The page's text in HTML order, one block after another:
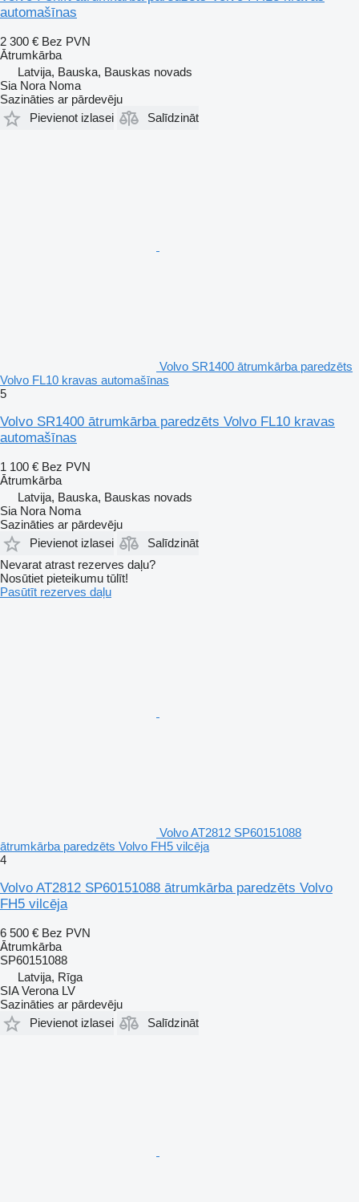
automašīnas
2 300 € Bez PVN
Ātrumkārba
Latvija, Bauska, Bauskas novads
Sia Nora Noma
Sazināties ar pārdevēju
Pievienot izlasei
Salīdzināt
Volvo SR1400 ātrumkārba paredzēts
Volvo FL10 kravas automašīnas
5
Volvo SR1400 ātrumkārba paredzēts Volvo FL10 kravas
automašīnas
1 100 € Bez PVN
Ātrumkārba
Latvija, Bauska, Bauskas novads
Sia Nora Noma
Sazināties ar pārdevēju
Pievienot izlasei
Salīdzināt
Nevarat atrast rezerves daļu?
Nosūtiet pieteikumu tūlīt!
Pasūtīt rezerves daļu
Volvo AT2812 SP60151088
ātrumkārba paredzēts Volvo FH5 vilcēja
4
Volvo AT2812 SP60151088 ātrumkārba paredzēts Volvo
FH5 vilcēja
6 500 € Bez PVN
Ātrumkārba
SP60151088
Latvija, Rīga
SIA Verona LV
Sazināties ar pārdevēju
Pievienot izlasei
Salīdzināt